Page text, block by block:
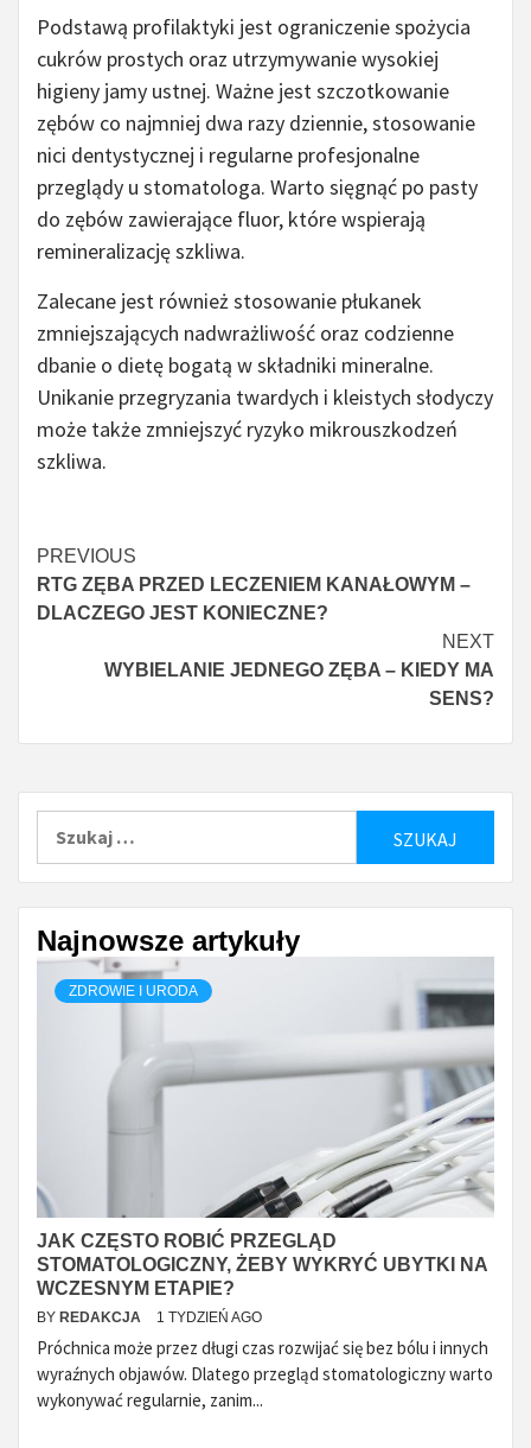
Podstawą profilaktyki jest ograniczenie spożycia
cukrów prostych oraz utrzymywanie wysokiej
higieny jamy ustnej. Ważne jest szczotkowanie
zębów co najmniej dwa razy dziennie, stosowanie
nici dentystycznej i regularne profesjonalne
przeglądy u stomatologa. Warto sięgnąć po pasty
do zębów zawierające fluor, które wspierają
remineralizację szkliwa.
Zalecane jest również stosowanie płukanek
zmniejszających nadwrażliwość oraz codzienne
dbanie o dietę bogatą w składniki mineralne.
Unikanie przegryzania twardych i kleistych słodyczy
może także zmniejszyć ryzyko mikrouszkodzeń
szkliwa.
Continue
Reading
PREVIOUS
RTG ZĘBA PRZED LECZENIEM KANAŁOWYM –
DLACZEGO JEST KONIECZNE?
NEXT
WYBIELANIE JEDNEGO ZĘBA – KIEDY MA
SENS?
Najnowsze artykuły
ZDROWIE I URODA
JAK CZĘSTO ROBIĆ PRZEGLĄD
STOMATOLOGICZNY, ŻEBY WYKRYĆ UBYTKI NA
WCZESNYM ETAPIE?
BY REDAKCJA 1 TYDZIEŃ AGO
Próchnica może przez długi czas rozwijać się bez bólu i innych
wyraźnych objawów. Dlatego przegląd stomatologiczny warto
wykonywać regularnie, zanim...